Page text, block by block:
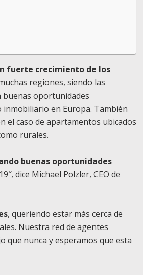
fuerte crecimiento de los
regiones, siendo las
buenas oportunidades
en Europa. También
el caso de apartamentos ubicados
rurales.
buenas oportunidades
dice Michael Polzler, CEO de
, queriendo estar más cerca de
Nuestra red de agentes
que nunca y esperamos que esta